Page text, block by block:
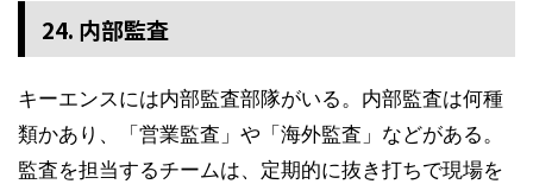
24. 内部監査
キーエンスには内部監査部隊がいる。内部監査は何種
類かあり、「営業監査」や「海外監査」などがある。
監査を担当するチームは、定期的に抜き打ちで現場を